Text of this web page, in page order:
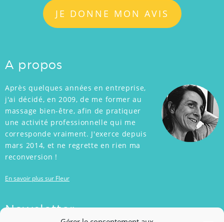
JE DONNE MON AVIS
A propos
Après quelques années en entreprise,
j'ai décidé, en 2009, de me former au
massage bien-être, afin de pratiquer
une activité professionnelle qui me
corresponde vraiment. J'exerce depuis
mars 2014, et ne regrette en rien ma
reconversion !
En savoir plus sur Fleur
Newsletter